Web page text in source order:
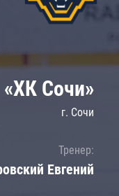
Локомотив
ЦСКА
«ХК Сочи»
г. Сочи
Тренер:
Евгений